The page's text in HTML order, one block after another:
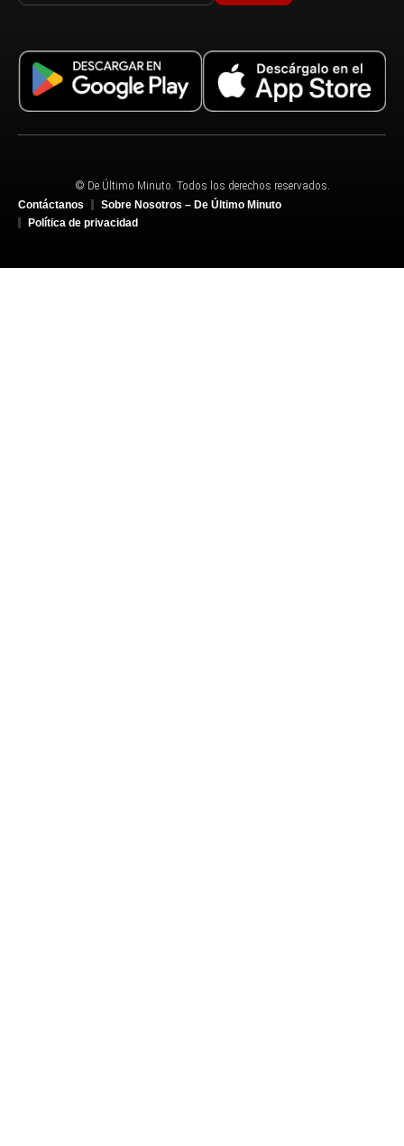
© De Último Minuto. Todos los derechos reservados.
Contáctanos
Sobre Nosotros – De Último Minuto
Política de privacidad